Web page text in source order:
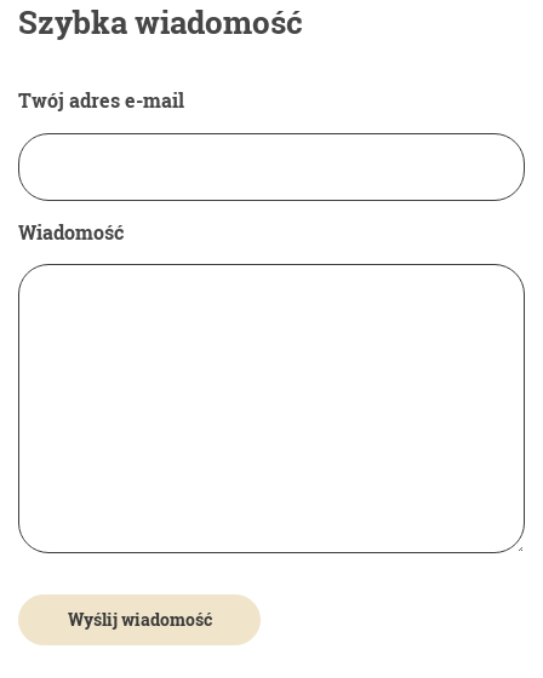
Szybka wiadomość
Twój adres e-mail
Wiadomość